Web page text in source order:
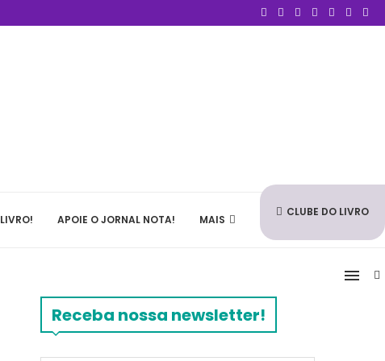
APOIE O JORNAL NOTA! MAIS
CLUBE DO LIVRO
Receba nossa newsletter!